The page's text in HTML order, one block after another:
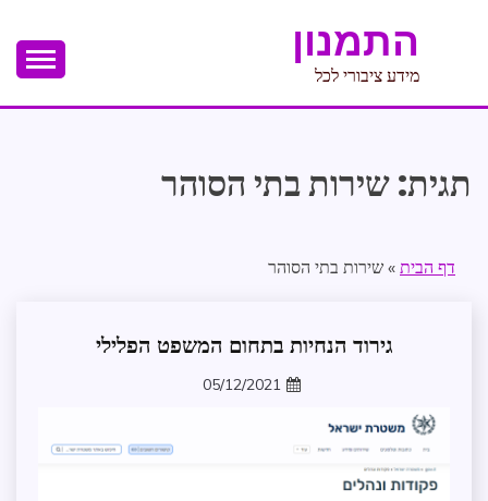
התמנון
מידע ציבורי לכל
תגית:שירות בתי הסוהר
דף הבית » שירות בתי הסוהר
אכיפה
אישי
גירוד הנחיות בתחום המשפט הפלילי
05/12/2021